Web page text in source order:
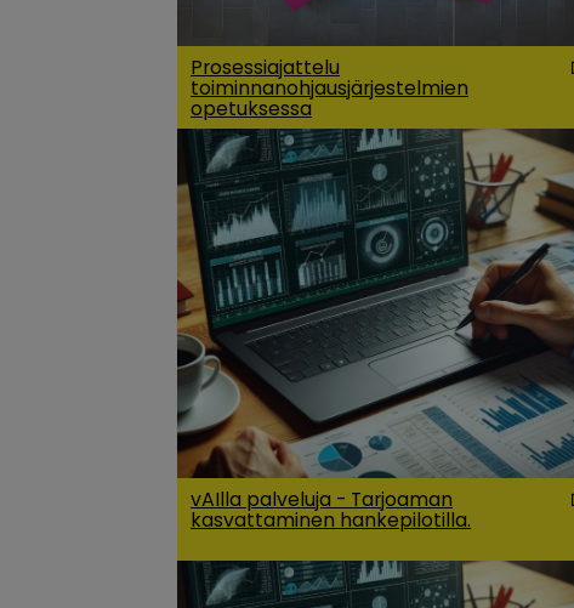
Prosessiajattelu
toiminnanohjausjärjestelmien
opetuksessa
vAIlla palveluja - Tarjoaman
kasvattaminen hankepilotilla.